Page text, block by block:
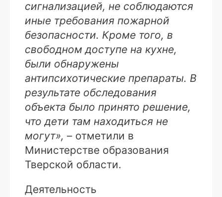
сигнализацией, не соблюдаются
иные требования пожарной
безопасности. Кроме того, в
свободном доступе на кухне,
были обнаружены
антипсихотические препараты. В
результате обследования
объекта было принято решение,
что дети там находиться не
могут», – отметили в
Министерстве образования
Тверской области.
Деятельность